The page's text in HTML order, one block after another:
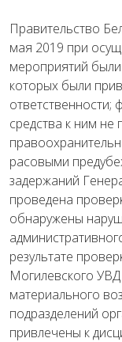
Правительство
мая 2019 при
мероприятий
которых были
ответственности;
средства к ним не
расовыми
задержаний
проведена
обнаружены
результате
Могилевского
материального
подразделений
привлечены к